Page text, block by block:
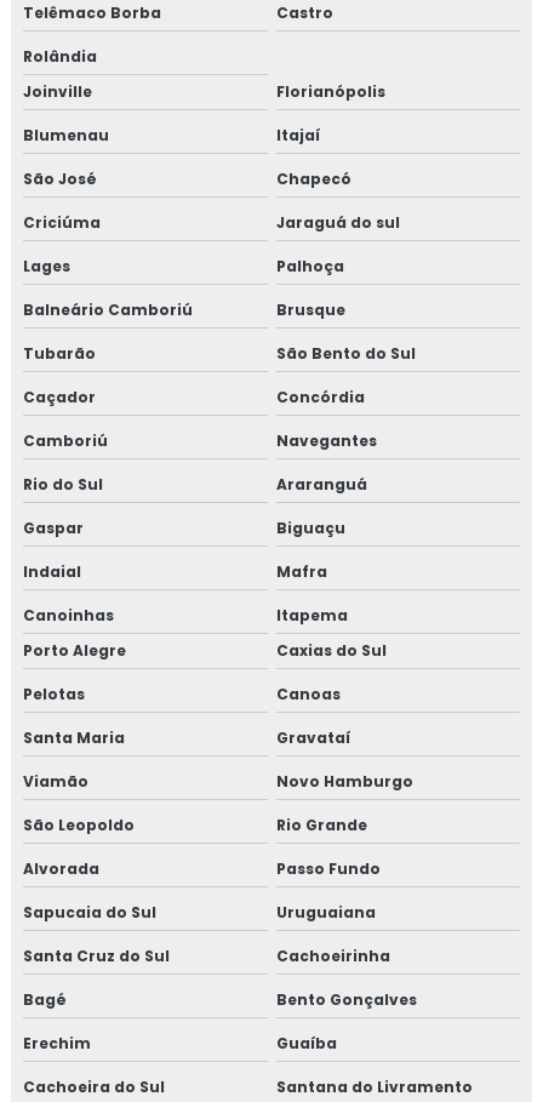
Telêmaco Borba Castro
Rolândia
Joinville
Florianópolis
Blumenau Itajaí
São José Chapecó
Criciúma Jaraguá do sul
Lages Palhoça
Balneário Camboriú Brusque
Tubarão São Bento do Sul
Caçador Concórdia
Camboriú Navegantes
Rio do Sul Araranguá
Gaspar Biguaçu
Indaial Mafra
Canoinhas
Itapema
Porto Alegre
Caxias do Sul
Pelotas Canoas
Santa Maria Gravataí
Viamão Novo Hamburgo
São Leopoldo Rio Grande
Alvorada Passo Fundo
Sapucaia do Sul Uruguaiana
Santa Cruz do Sul Cachoeirinha
Bagé Bento Gonçalves
Erechim Guaíba
Cachoeira do Sul Santana do Livramento